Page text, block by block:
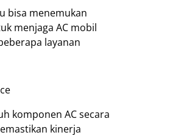
bisa menemukan
menjaga AC mobil
layanan
komponen AC secara
kinerja